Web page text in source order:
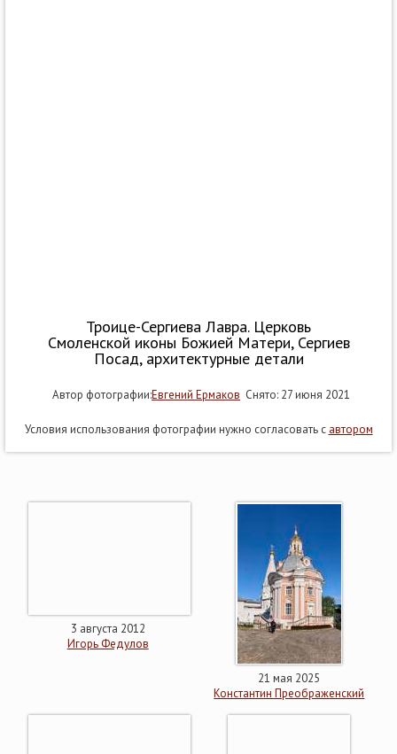
Троице-Сергиева Лавра. Церковь
Смоленской иконы Божией Матери, Сергиев
Посад, архитектурные детали
Автор фотографии:Евгений Ермаков Снято: 27 июня 2021
Условия использования фотографии нужно согласовать с автором
3 августа 2012
Игорь Федулов
21 мая 2025
Константин Преображенский